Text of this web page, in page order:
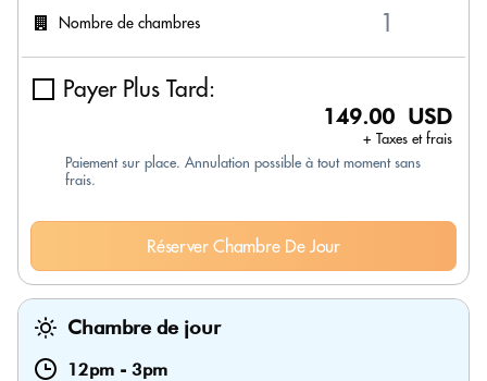
Nombre de chambres
Payer Plus Tard:
149.00 USD
+ Taxes et frais
Paiement sur place. Annulation possible à tout moment sans
frais.
Réserver Chambre De Jour
Chambre de jour
12pm - 3pm